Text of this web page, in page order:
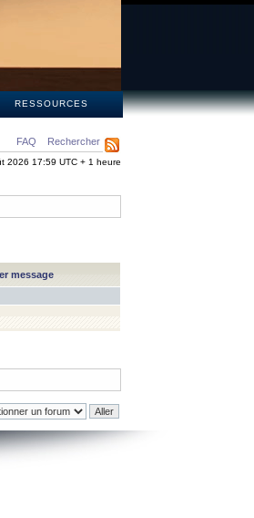
RESSOURCES
FAQ Rechercher
2026 17:59 UTC + 1 heure
message